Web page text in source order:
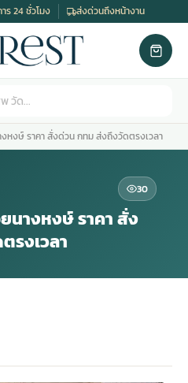
ร 24 ชั่วโมง ส่งด่วนถึงหน้างาน
หงษ์ ราคา สั่งด่วน กทม ส่งถึงวัดตรงเวลา
30
างหงษ์ ราคา สั่ง
รงเวลา